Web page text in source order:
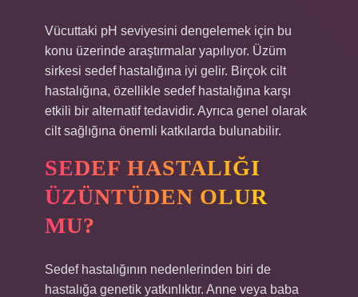
Vücuttaki pH seviyesini dengelemek için bu
konu üzerinde araştırmalar yapılıyor. Üzüm
sirkesi sedef hastalığına iyi gelir. Birçok cilt
hastalığına, özellikle sedef hastalığına karşı
etkili bir alternatif tedavidir. Ayrıca genel olarak
cilt sağlığına önemli katkılarda bulunabilir.
SEDEF HASTALIĞI
ÜZÜNTÜDEN OLUR
MU?
Sedef hastalığının nedenlerinden biri de
hastalığa genetik yatkınlıktır. Anne veya baba